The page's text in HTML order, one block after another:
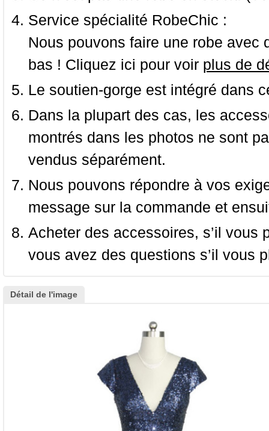
Service spécialité RobeChic :
Nous pouvons faire une robe
bas ! Cliquez ici pour voir plus de
Le soutien-gorge est intégré dans
Dans la plupart des cas, les
montrés dans les photos ne sont
vendus séparément.
Nous pouvons répondre à vos
message sur la commande et
Acheter des accessoires, s’il
vous avez des questions s’il vous
Détail de l'image